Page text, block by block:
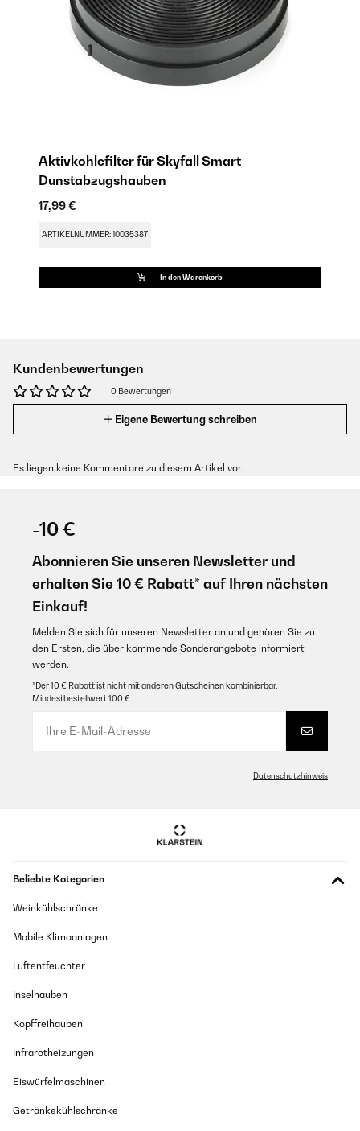
Aktivkohlefilter für Skyfall Smart
Dunstabzugshauben
17,99 €
ARTIKELNUMMER: 10035387
In den Warenkorb
Kundenbewertungen
0 Bewertungen
Eigene Bewertung schreiben
Es liegen keine Kommentare zu diesem Artikel vor.
-10 €
Abonnieren Sie unseren Newsletter und
erhalten Sie 10 € Rabatt* auf Ihren nächsten
Einkauf!
Melden Sie sich für unseren Newsletter an und gehören Sie zu
den Ersten, die über kommende Sonderangebote informiert
werden.
*Der 10 € Rabatt ist nicht mit anderen Gutscheinen kombinierbar.
Mindestbestellwert 100 €.
Datenschutzhinweis
Beliebte Kategorien
Weinkühlschränke
Mobile Klimaanlagen
Luftentfeuchter
Inselhauben
Kopffreihauben
Infrarotheizungen
Eiswürfelmaschinen
Getränkekühlschränke